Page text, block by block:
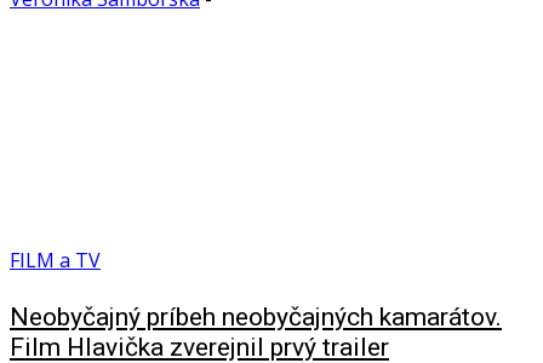
FILM a TV
Neobyčajný príbeh neobyčajných kamarátov.
Film Hlavička zverejnil prvý trailer